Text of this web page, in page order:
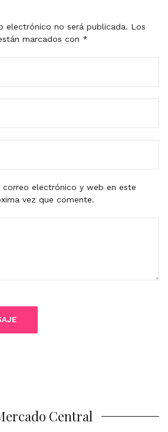
electrónico no será publicada. Los
marcados con *
correo electrónico y web en este
vez que comente.
Central